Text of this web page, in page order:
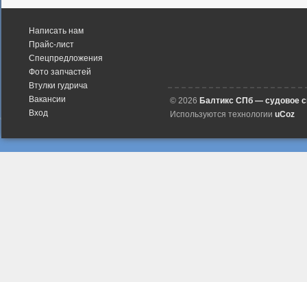
Написать нам
Прайс-лист
Спецпредложения
Фото запчастей
Втулки гудрича
Вакансии
Вход
© 2026 Балтикс СПб — судовое
Используются технологии uCoz